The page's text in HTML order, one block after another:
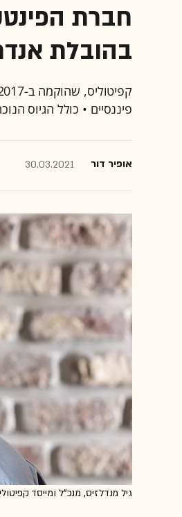
בהובלת
פיננסיים • כולל הגיוס הנוכחי,
אופיר דור 30.03.2021
גיל מנדלזיס, מנכ"ל ומייסד